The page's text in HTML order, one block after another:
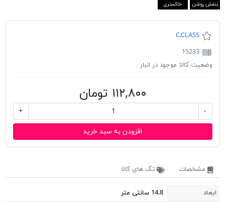
بنفش روشن خاکستری
C.CLASS
15233
وضعیت کالا: موجود در انبار
۱۱۲,۸۰۰ تومان
-
+
افزودن به سبد خرید
مشخصات تگ های کالا
ابعاد
14.8 سانتی متر